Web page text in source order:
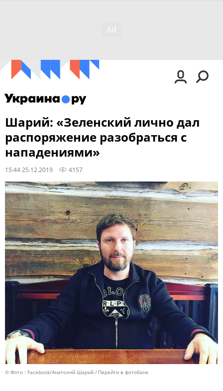
Шарий: «Зеленский лично дал
распоряжение разобраться с
нападениями»
15:44 25.12.2019 4157
© Фото : Facebook/Анатолий Шарий Перейти в фотобанк